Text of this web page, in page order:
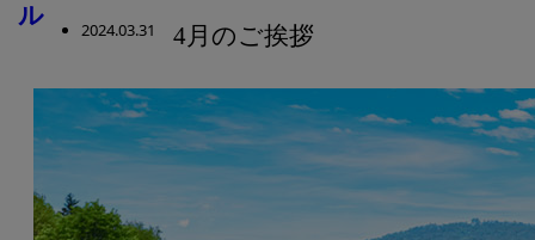
4月のご挨拶
2024.03.31 4月のご挨拶